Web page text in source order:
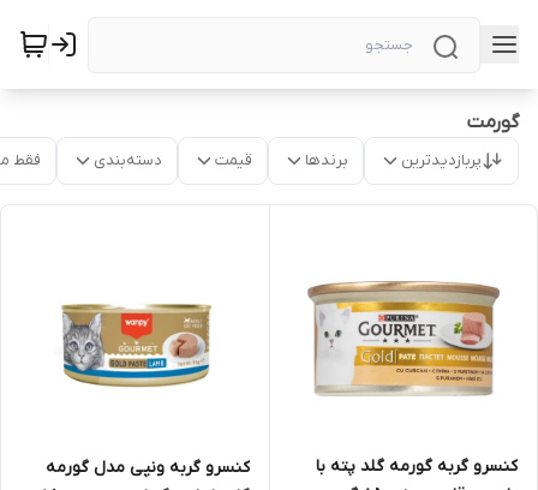
گورمت
پربازدیدترین برندها قیمت دسته‌بندی فقط
کنسرو گربه گورمه گلد پته با
کنسرو گربه ونپی مدل گورمه